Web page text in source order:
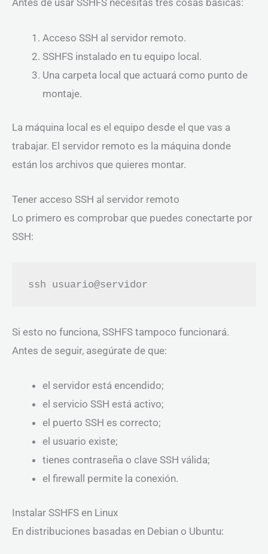
Antes de usar SSHFS necesitas tres cosas básicas:
Acceso SSH al servidor remoto.
SSHFS instalado en tu equipo local.
Una carpeta local que actuará como punto de
montaje.
La máquina local es el equipo desde el que vas a
trabajar. El servidor remoto es la máquina donde
están los archivos que quieres montar.
Tener acceso SSH al servidor remoto
Lo primero es comprobar que puedes conectarte por
SSH:
Si esto no funciona, SSHFS tampoco funcionará.
Antes de seguir, asegúrate de que:
el servidor está encendido;
el servicio SSH está activo;
el puerto SSH es correcto;
el usuario existe;
tienes contraseña o clave SSH válida;
el firewall permite la conexión.
Instalar SSHFS en Linux
En distribuciones basadas en Debian o Ubuntu: